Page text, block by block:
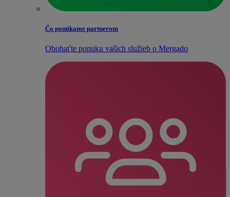
Čo ponúkame partnerom
Obohaťte ponuku vašich služieb o Mergado